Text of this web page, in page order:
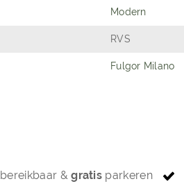
Modern
RVS
Fulgor Milano
bereikbaar &gratis parkeren